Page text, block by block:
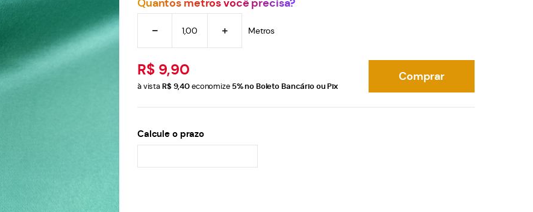
Metros
R$ 9,90
à vistaR$ 9,40economize 5%no Boleto Bancário ou Pix
Comprar
Calcule o prazo